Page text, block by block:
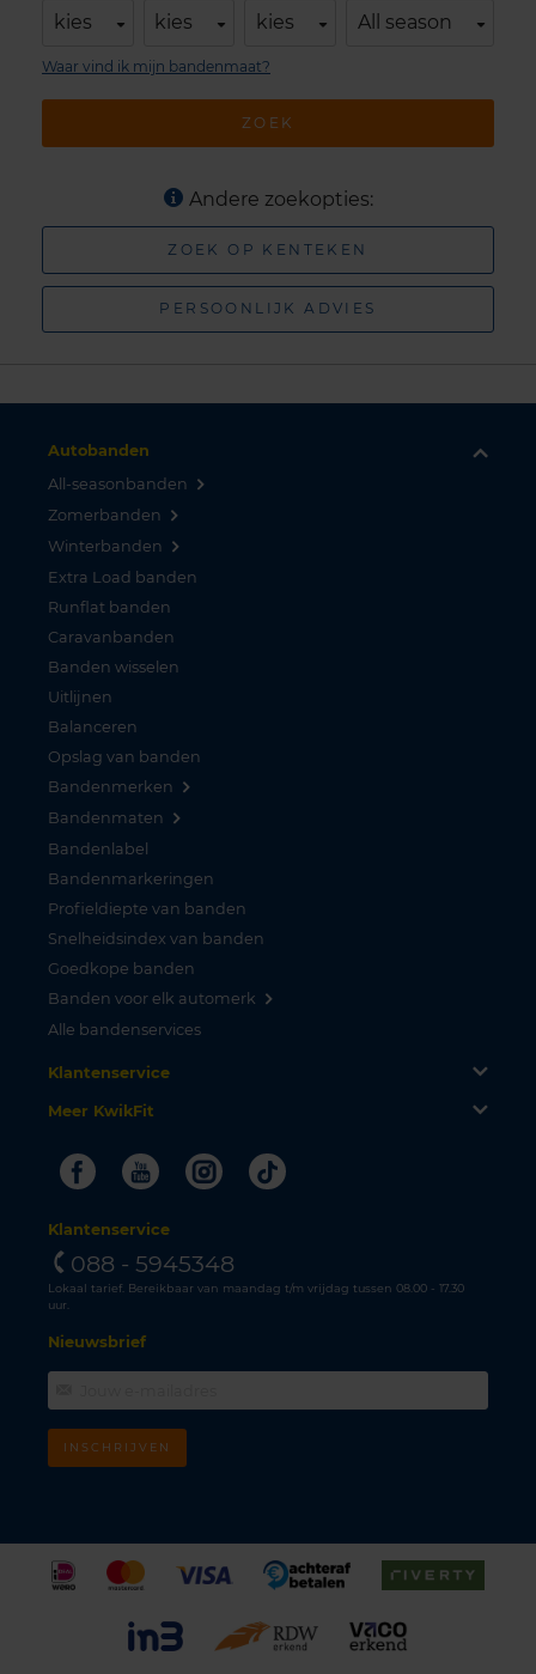
kies kies kies All season
ZOEK
Waar vind ik mijn bandenmaat?
Andere zoekopties:
ZOEK OP KENTEKEN
PERSOONLIJK ADVIES
Autobanden
All-seasonbanden
Zomerbanden
Winterbanden
Extra Load banden
Runflat banden
Caravanbanden
Banden wisselen
Uitlijnen
Balanceren
Opslag van banden
Bandenmerken
Bandenmaten
Bandenlabel
Bandenmarkeringen
Profieldiepte van banden
Snelheidsindex van banden
Goedkope banden
Banden voor elk automerk
Alle bandenservices
Klantenservice
Meer KwikFit
FacebookYoutubeInstagram
Tiktok
Klantenservice
088 - 5945348
Lokaal tarief. Bereikbaar van maandag t/m vrijdag tussen 08.00 - 17.30
uur.
Nieuwsbrief
INSCHRIJVEN